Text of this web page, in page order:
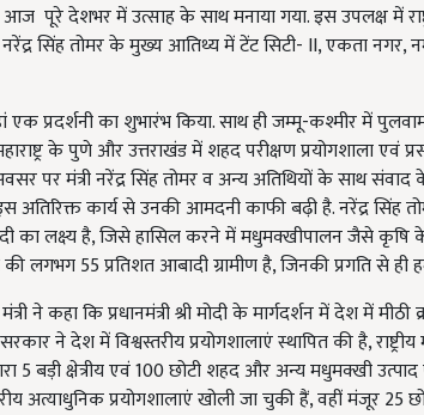
पूरे देशभर में उत्साह के साथ मनाया गया. इस उपलक्ष में
सिंह तोमर के मुख्य आतिथ्य में टेंट सिटी- II, एकता नगर,
एक प्रदर्शनी का शुभारंभ किया. साथ ही जम्मू-कश्मीर में
के पुणे और उत्तराखंड में शहद परीक्षण प्रयोगशाला
पर मंत्री नरेंद्र सिंह तोमर व अन्य अतिथियों के साथ संवाद
अतिरिक्त कार्य से उनकी आमदनी काफी बढ़ी है. नरेंद्र सिंह
मोदी का लक्ष्य है, जिसे हासिल करने में मधुमक्खीपालन जैसे
लगभग 55 प्रतिशत आबादी ग्रामीण है, जिनकी प्रगति से ही
ने कहा कि प्रधानमंत्री श्री मोदी के मार्गदर्शन में देश में
ने देश में विश्वस्तरीय प्रयोगशालाएं स्थापित की है,
5 बड़ी क्षेत्रीय एवं 100 छोटी शहद और अन्य मधुमक्खी
अत्याधुनिक प्रयोगशालाएं खोली जा चुकी हैं, वहीं मंजूर 25